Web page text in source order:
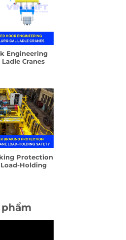
Engineering
Cranes
Protection
Holding